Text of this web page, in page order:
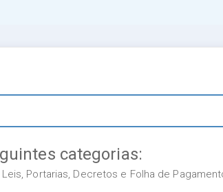
categorias:
Portarias, Decretos e Folha de